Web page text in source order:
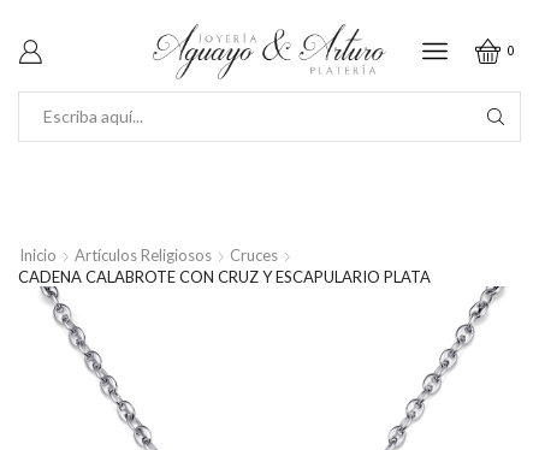
0
Inicio Artículos Religiosos
Cruces
CADENA CALABROTE CON CRUZ Y ESCAPULARIO PLATA